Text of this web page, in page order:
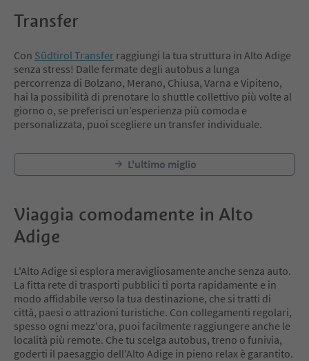
Transfer
Con Südtirol Transfer raggiungi la tua struttura in Alto Adige
senza stress! Dalle fermate degli autobus a lunga
percorrenza di Bolzano, Merano, Chiusa, Varna e Vipiteno,
hai la possibilità di prenotare lo shuttle collettivo più volte al
giorno o, se preferisci un’esperienza più comoda e
personalizzata, puoi scegliere un transfer individuale.
L'ultimo miglio
Viaggia comodamente in Alto
Adige
L'Alto Adige si esplora meravigliosamente anche senza auto.
La fitta rete di trasporti pubblici ti porta rapidamente e in
modo affidabile verso la tua destinazione, che si tratti di
città, paesi o attrazioni turistiche. Con collegamenti regolari,
spesso ogni mezz'ora, puoi facilmente raggiungere anche le
località più remote. Che tu scelga autobus, treno o funivia,
goderti il paesaggio dell'Alto Adige in pieno relax è garantito.